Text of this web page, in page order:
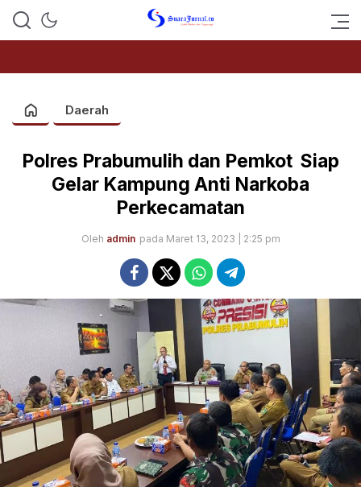
SUARAJURNAL.CO
Daerah
Polres Prabumulih dan Pemkot Siap
Gelar Kampung Anti Narkoba
Perkecamatan
Oleh admin pada Maret 13, 2023 | 2:25 pm